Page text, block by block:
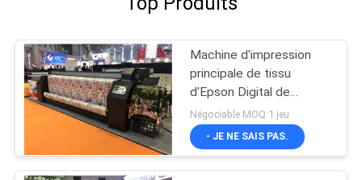
Machine d'impression
principale de tissu
d'Epson Digital de
couleur de CMYK quatre
Négociable MOQ:1 jeu
- JE NE SAIS PAS.